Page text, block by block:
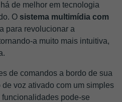
de melhor em tecnologia
O sistema multimídia com
para revolucionar a
a muito mais intuitiva,
de comandos a bordo de sua
voz ativado com um simples
funcionalidades pode-se